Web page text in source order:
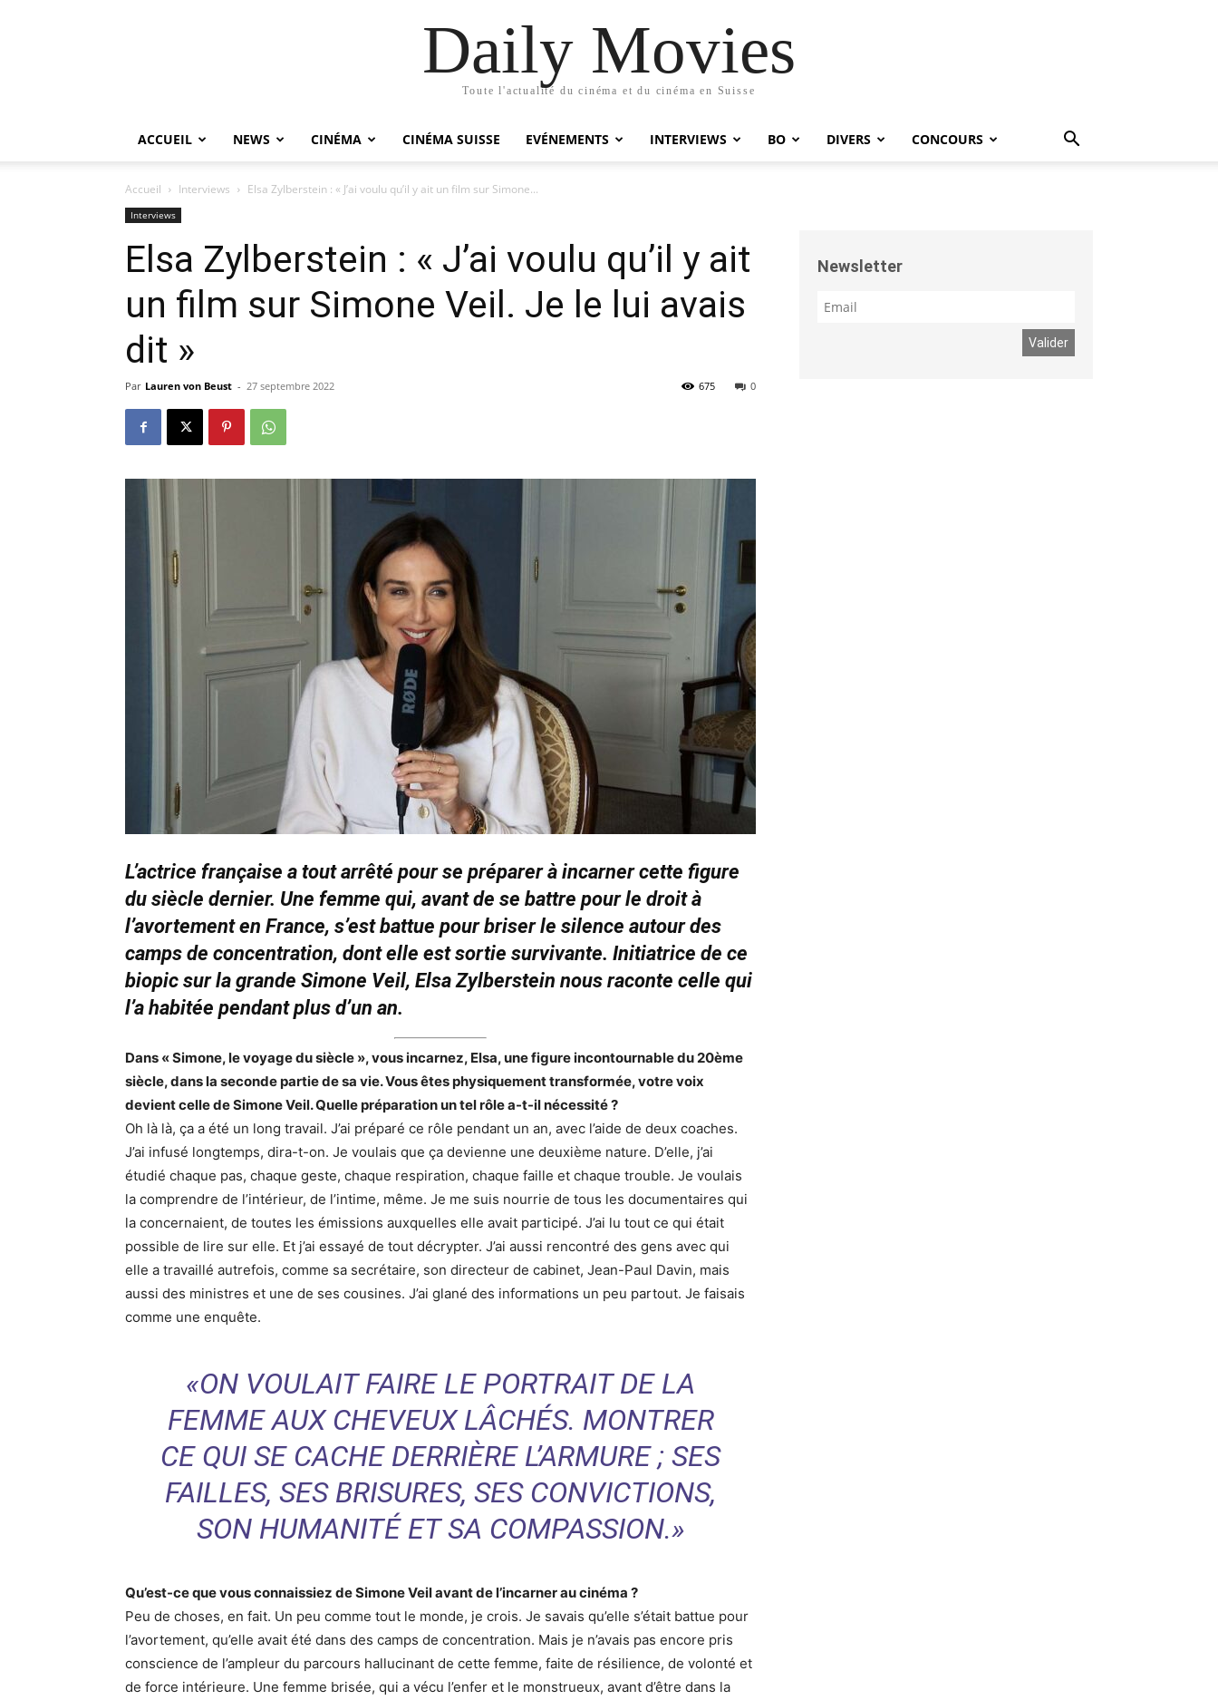
Daily Movies
Toute l'actualité du cinéma et du cinéma en Suisse
ACCUEIL NEWS CINÉMA CINÉMA SUISSE EVÉNEMENTS INTERVIEWS BO DIVERS CONCOURS
Accueil Interviews Elsa Zylberstein : « J’ai voulu qu’il y ait un film sur Simone...
Interviews
Elsa Zylberstein : « J’ai voulu qu’il y ait
un film sur Simone Veil. Je le lui avais
dit »
Par Lauren von Beust - 27 septembre 2022 0
675
L’actrice française a tout arrêté pour se préparer à incarner cette figure
du siècle dernier. Une femme qui, avant de se battre pour le droit à
l’avortement en France, s’est battue pour briser le silence autour des
camps de concentration, dont elle est sortie survivante. Initiatrice de ce
biopic sur la grande Simone Veil, Elsa Zylberstein nous raconte celle qui
l’a habitée pendant plus d’un an.
Dans « Simone, le voyage du siècle », vous incarnez, Elsa, une figure incontournable du 20ème
siècle, dans la seconde partie de sa vie. Vous êtes physiquement transformée, votre voix
devient celle de Simone Veil. Quelle préparation un tel rôle a-t-il nécessité ?
Oh là là, ça a été un long travail. J’ai préparé ce rôle pendant un an, avec l’aide de deux coaches.
J’ai infusé longtemps, dira-t-on. Je voulais que ça devienne une deuxième nature. D’elle, j’ai
étudié chaque pas, chaque geste, chaque respiration, chaque faille et chaque trouble. Je voulais
la comprendre de l’intérieur, de l’intime, même. Je me suis nourrie de tous les documentaires qui
la concernaient, de toutes les émissions auxquelles elle avait participé. J’ai lu tout ce qui était
possible de lire sur elle. Et j’ai essayé de tout décrypter. J’ai aussi rencontré des gens avec qui
elle a travaillé autrefois, comme sa secrétaire, son directeur de cabinet, Jean-Paul Davin, mais
aussi des ministres et une de ses cousines. J’ai glané des informations un peu partout. Je faisais
comme une enquête.
«ON VOULAIT FAIRE LE PORTRAIT DE LA
FEMME AUX CHEVEUX LÂCHÉS. MONTRER
CE QUI SE CACHE DERRIÈRE L’ARMURE ; SES
FAILLES, SES BRISURES, SES CONVICTIONS,
SON HUMANITÉ ET SA COMPASSION.»
Qu’est-ce que vous connaissiez de Simone Veil avant de l’incarner au cinéma ?
Peu de choses, en fait. Un peu comme tout le monde, je crois. Je savais qu’elle s’était battue pour
l’avortement, qu’elle avait été dans des camps de concentration. Mais je n’avais pas encore pris
conscience de l’ampleur du parcours hallucinant de cette femme, faite de résilience, de volonté et
de force intérieure. Une femme brisée, qui a vécu l’enfer et le monstrueux, avant d’être dans la
Newsletter